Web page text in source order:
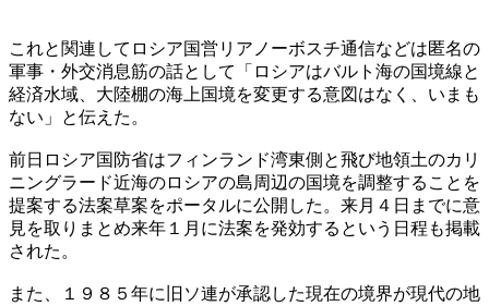
これと関連してロシア国営リアノーボスチ通信などは匿名の
軍事・外交消息筋の話として「ロシアはバルト海の国境線と
経済水域、大陸棚の海上国境を変更する意図はなく、いまも
ない」と伝えた。
前日ロシア国防省はフィンランド湾東側と飛び地領土のカリ
ニングラード近海のロシアの島周辺の国境を調整することを
提案する法案草案をポータルに公開した。来月４日までに意
見を取りまとめ来年１月に法案を発効するという日程も掲載
された。
また、１９８５年に旧ソ連が承認した現在の境界が現代の地